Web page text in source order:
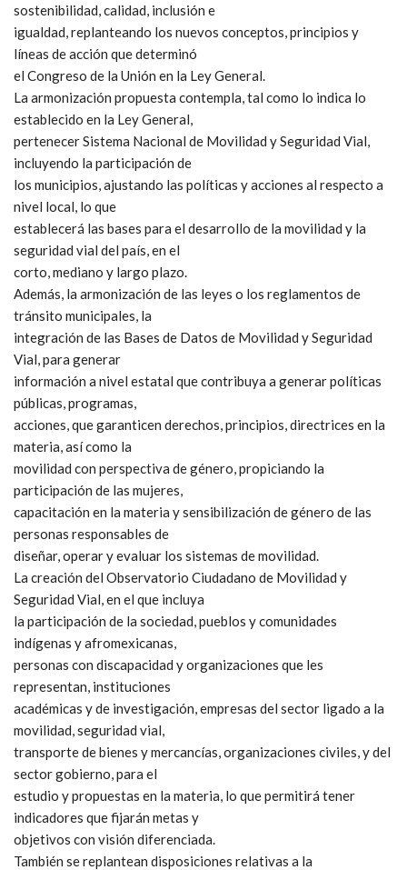
sostenibilidad, calidad, inclusión e
igualdad, replanteando los nuevos conceptos, principios y
líneas de acción que determinó
el Congreso de la Unión en la Ley General.
La armonización propuesta contempla, tal como lo indica lo
establecido en la Ley General,
pertenecer Sistema Nacional de Movilidad y Seguridad Vial,
incluyendo la participación de
los municipios, ajustando las políticas y acciones al respecto a
nivel local, lo que
establecerá las bases para el desarrollo de la movilidad y la
seguridad vial del país, en el
corto, mediano y largo plazo.
Además, la armonización de las leyes o los reglamentos de
tránsito municipales, la
integración de las Bases de Datos de Movilidad y Seguridad
Vial, para generar
información a nivel estatal que contribuya a generar políticas
públicas, programas,
acciones, que garanticen derechos, principios, directrices en la
materia, así como la
movilidad con perspectiva de género, propiciando la
participación de las mujeres,
capacitación en la materia y sensibilización de género de las
personas responsables de
diseñar, operar y evaluar los sistemas de movilidad.
La creación del Observatorio Ciudadano de Movilidad y
Seguridad Vial, en el que incluya
la participación de la sociedad, pueblos y comunidades
indígenas y afromexicanas,
personas con discapacidad y organizaciones que les
representan, instituciones
académicas y de investigación, empresas del sector ligado a la
movilidad, seguridad vial,
transporte de bienes y mercancías, organizaciones civiles, y del
sector gobierno, para el
estudio y propuestas en la materia, lo que permitirá tener
indicadores que fijarán metas y
objetivos con visión diferenciada.
También se replantean disposiciones relativas a la